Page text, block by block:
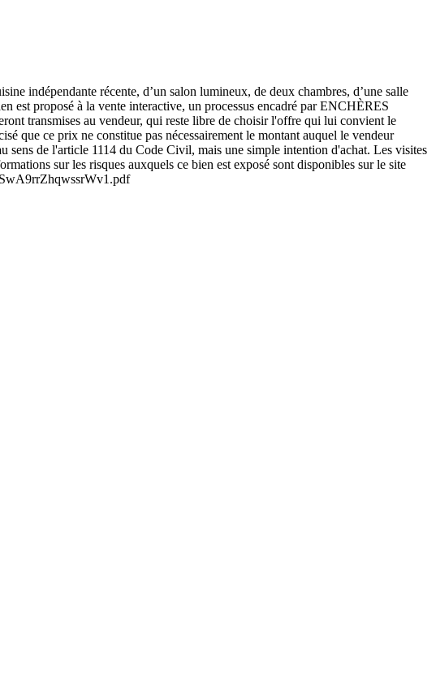
indépendante récente, d’un salon lumineux, de deux chambres, d’une salle
est proposé à la vente interactive, un processus encadré par ENCHÈRES
transmises au vendeur, qui reste libre de choisir l'offre qui lui convient le
que ce prix ne constitue pas nécessairement le montant auquel le vendeur
de l'article 1114 du Code Civil, mais une simple intention d'achat. Les visites
sur les risques auxquels ce bien est exposé sont disponibles sur le site